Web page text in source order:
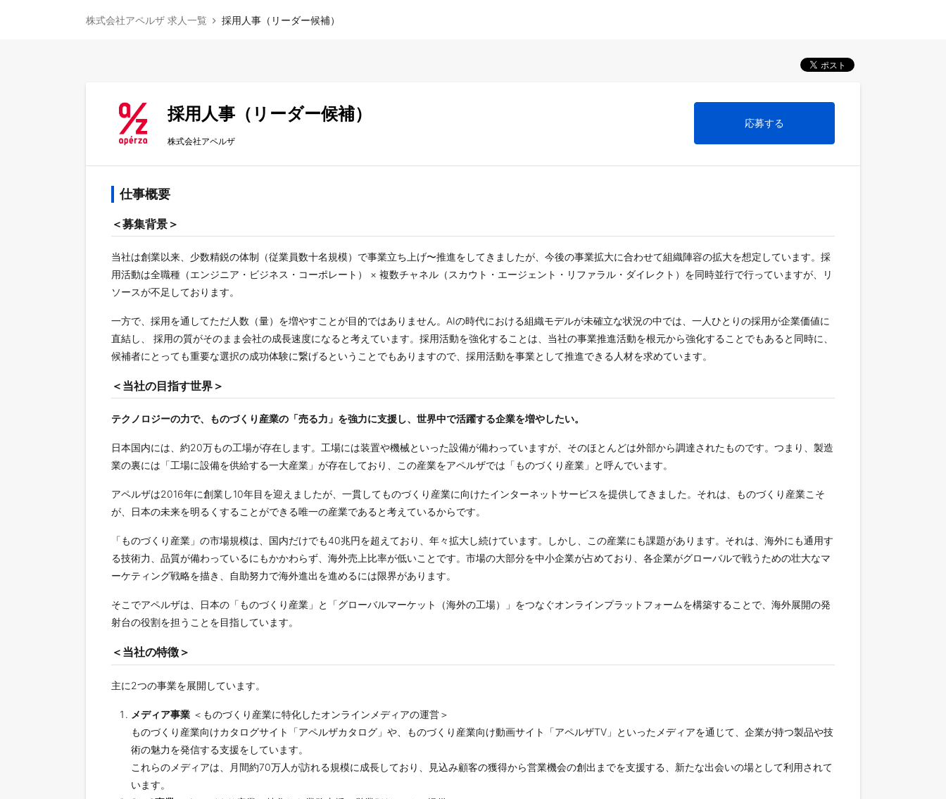
株式会社アペルザ 求人一覧 採用人事（リーダー候補）
採用人事（リーダー候補）
株式会社アペルザ
応募する
仕事概要
＜募集背景＞
当社は創業以来、少数精鋭の体制（従業員数十名規模）で事業立ち上げ〜推進をしてきましたが、今後の事業拡大に合わせて組織陣容の拡大を想定しています。採
用活動は全職種（エンジニア・ビジネス・コーポレート） × 複数チャネル（スカウト・エージェント・リファラル・ダイレクト）を同時並行で行っていますが、リ
ソースが不足しております。
一方で、採用を通してただ人数（量）を増やすことが目的ではありません。AIの時代における組織モデルが未確立な状況の中では、一人ひとりの採用が企業価値に
直結し、 採用の質がそのまま会社の成長速度になると考えています。採用活動を強化することは、当社の事業推進活動を根元から強化することでもあると同時に、
候補者にとっても重要な選択の成功体験に繋げるということでもありますので、採用活動を事業として推進できる人材を求めています。
＜当社の目指す世界＞
テクノロジーの力で、ものづくり産業の「売る力」を強力に支援し、世界中で活躍する企業を増やしたい。
日本国内には、約20万もの工場が存在します。工場には装置や機械といった設備が備わっていますが、そのほとんどは外部から調達されたものです。つまり、製造
業の裏には「工場に設備を供給する一大産業」が存在しており、この産業をアペルザでは「ものづくり産業」と呼んでいます。
アペルザは2016年に創業し10年目を迎えましたが、一貫してものづくり産業に向けたインターネットサービスを提供してきました。それは、ものづくり産業こそ
が、日本の未来を明るくすることができる唯一の産業であると考えているからです。
「ものづくり産業」の市場規模は、国内だけでも40兆円を超えており、年々拡大し続けています。しかし、この産業にも課題があります。それは、海外にも通用す
る技術力、品質が備わっているにもかかわらず、海外売上比率が低いことです。市場の大部分を中小企業が占めており、各企業がグローバルで戦うための壮大なマ
ーケティング戦略を描き、自助努力で海外進出を進めるには限界があります。
そこでアペルザは、日本の「ものづくり産業」と「グローバルマーケット（海外の工場）」をつなぐオンラインプラットフォームを構築することで、海外展開の発
射台の役割を担うことを目指しています。
＜当社の特徴＞
主に2つの事業を展開しています。
メディア事業 ＜ものづくり産業に特化したオンラインメディアの運営＞
ものづくり産業向けカタログサイト「アペルザカタログ」や、ものづくり産業向け動画サイト「アペルザTV」といったメディアを通じて、企業が持つ製品や技
術の魅力を発信する支援をしています。
これらのメディアは、月間約70万人が訪れる規模に成長しており、見込み顧客の獲得から営業機会の創出までを支援する、新たな出会いの場として利用されて
います。